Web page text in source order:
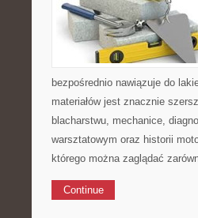
bezpośrednio nawiązuje do
materiałów jest znacznie
blacharstwu, mechanice,
warsztatowym oraz historii
którego można zaglądać
Continue